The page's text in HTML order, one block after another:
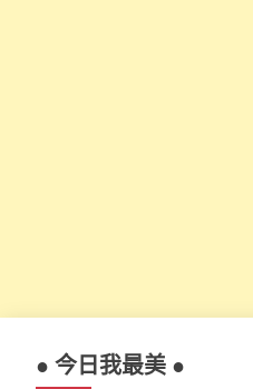
● 今日我最美 ●